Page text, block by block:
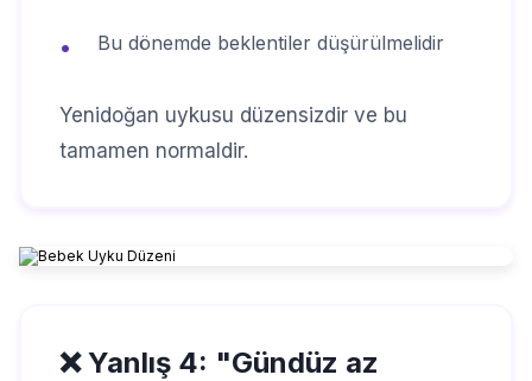
• Bu dönemde beklentiler düşürülmelidir
Yenidoğan uykusu düzensizdir ve bu
tamamen normaldir.
❌ Yanlış 4: "Gündüz az